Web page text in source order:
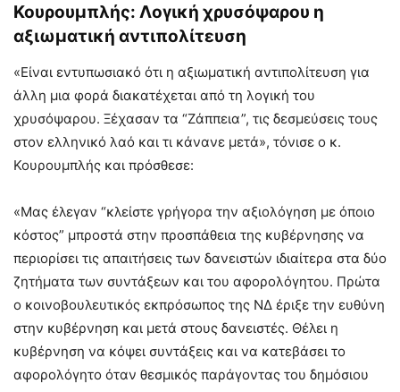
Κουρουμπλής: Λογική χρυσόψαρου η
αξιωματική αντιπολίτευση
«Είναι εντυπωσιακό ότι η αξιωματική αντιπολίτευση για
άλλη μια φορά διακατέχεται από τη λογική του
χρυσόψαρου. Ξέχασαν τα “Ζάππεια”, τις δεσμεύσεις τους
στον ελληνικό λαό και τι κάνανε μετά», τόνισε ο κ.
Κουρουμπλής και πρόσθεσε:
«Μας έλεγαν “κλείστε γρήγορα την αξιολόγηση με όποιο
κόστος” μπροστά στην προσπάθεια της κυβέρνησης να
περιορίσει τις απαιτήσεις των δανειστών ιδιαίτερα στα δύο
ζητήματα των συντάξεων και του αφορολόγητου. Πρώτα
ο κοινοβουλευτικός εκπρόσωπος της ΝΔ έριξε την ευθύνη
στην κυβέρνηση και μετά στους δανειστές. Θέλει η
κυβέρνηση να κόψει συντάξεις και να κατεβάσει το
αφορολόγητο όταν θεσμικός παράγοντας του δημόσιου